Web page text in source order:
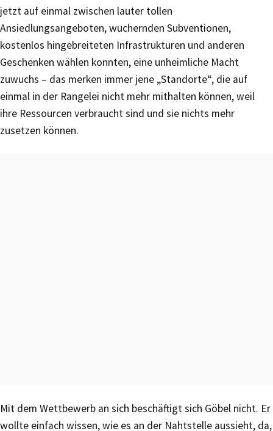
jetzt auf einmal zwischen lauter tollen
Ansiedlungsangeboten, wuchernden Subventionen,
kostenlos hingebreiteten Infrastrukturen und anderen
Geschenken wählen konnten, eine unheimliche Macht
zuwuchs – das merken immer jene „Standorte“, die auf
einmal in der Rangelei nicht mehr mithalten können, weil
ihre Ressourcen verbraucht sind und sie nichts mehr
zusetzen können.
Mit dem Wettbewerb an sich beschäftigt sich Göbel nicht. Er
wollte einfach wissen, wie es an der Nahtstelle aussieht, da,